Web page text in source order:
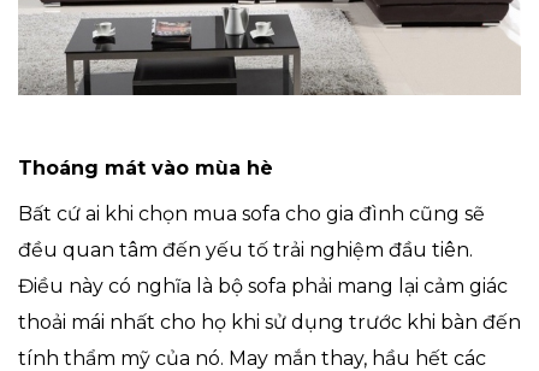
Thoáng mát vào mùa hè
Bất cứ ai khi chọn mua sofa cho gia đình cũng sẽ
đều quan tâm đến yếu tố trải nghiệm đầu tiên.
Điều này có nghĩa là bộ sofa phải mang lại cảm giác
thoải mái nhất cho họ khi sử dụng trước khi bàn đến
tính thẩm mỹ của nó. May mắn thay, hầu hết các